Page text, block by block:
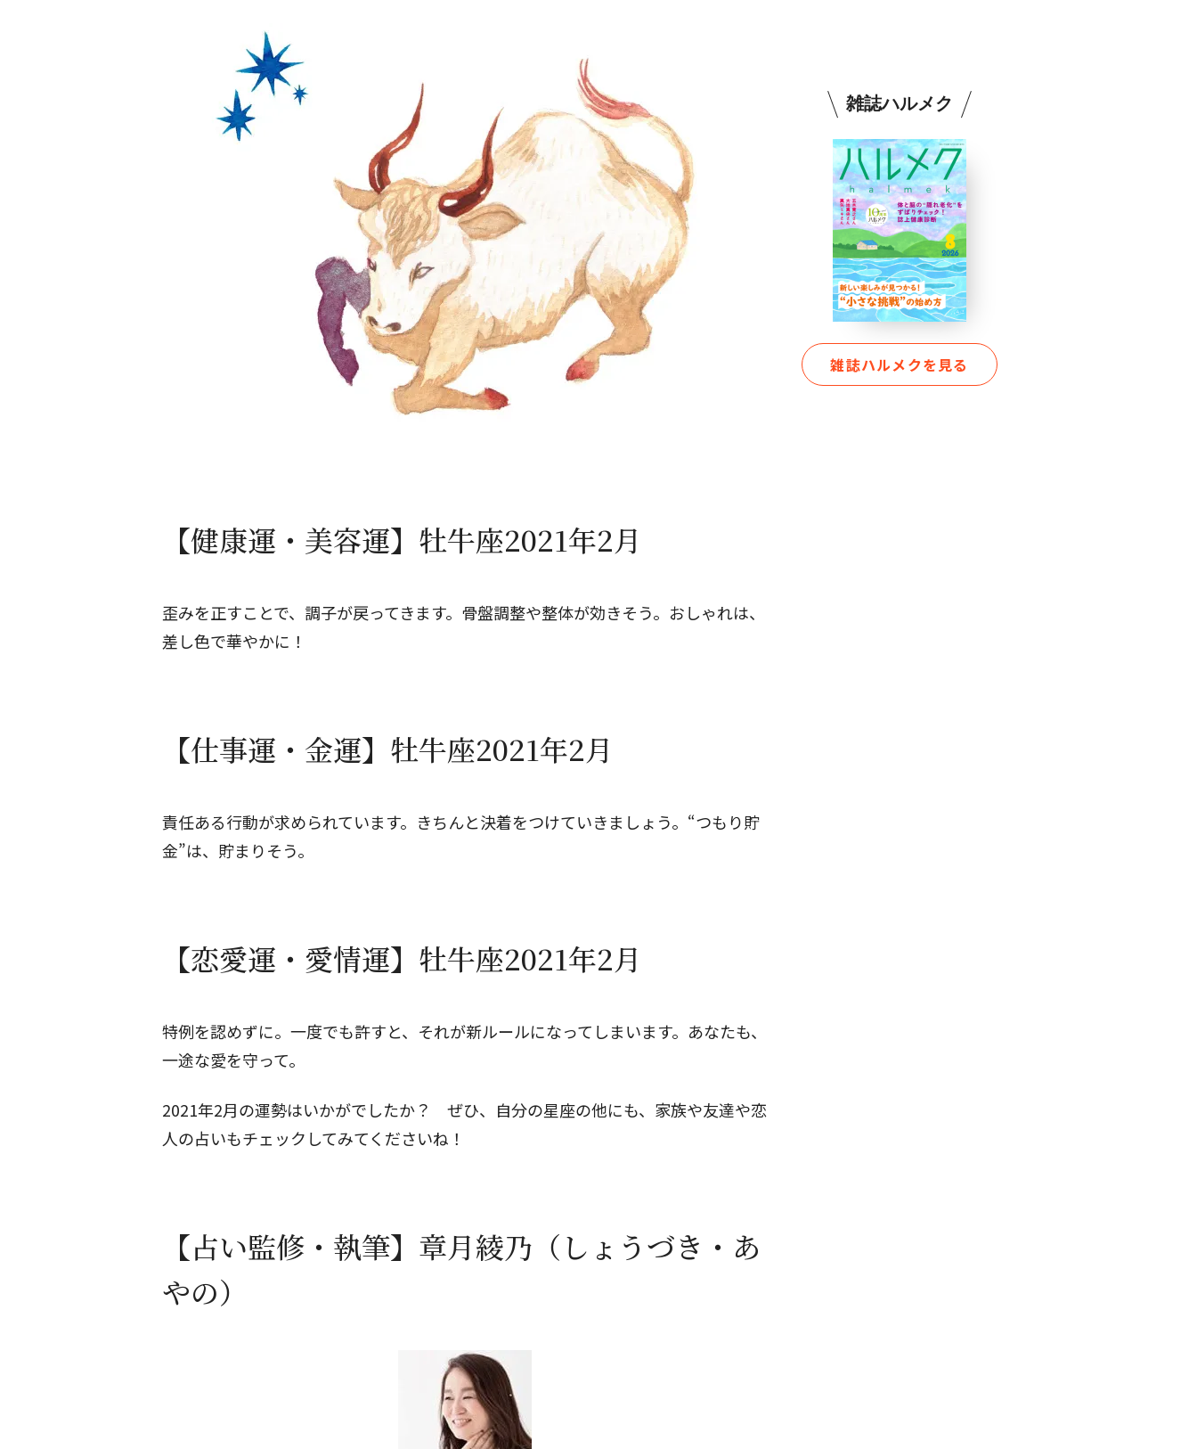
【健康運・美容運】牡牛座2021年2月
歪みを正すことで、調子が戻ってきます。骨盤調整や整体が効きそう。おしゃれは、
差し色で華やかに！
【仕事運・金運】牡牛座2021年2月
責任ある行動が求められています。きちんと決着をつけていきましょう。“つもり貯
金”は、貯まりそう。
【恋愛運・愛情運】牡牛座2021年2月
特例を認めずに。一度でも許すと、それが新ルールになってしまいます。あなたも、
一途な愛を守って。
2021年2月の運勢はいかがでしたか？ ぜひ、自分の星座の他にも、家族や友達や恋
人の占いもチェックしてみてくださいね！
【占い監修・執筆】章月綾乃（しょうづき・あ
やの）
雑誌ハルメク
雑誌ハルメクを見る
閉じる